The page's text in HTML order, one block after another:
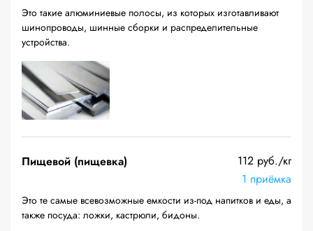
Это такие алюминиевые полосы, из которых изготавливают
шинопроводы, шинные сборки и распределительные
устройства.
Пищевой (пищевка)
112 руб./кг
1 приёмка
Это те самые всевозможные емкости из-под напитков и еды, а
также посуда: ложки, кастрюли, бидоны.